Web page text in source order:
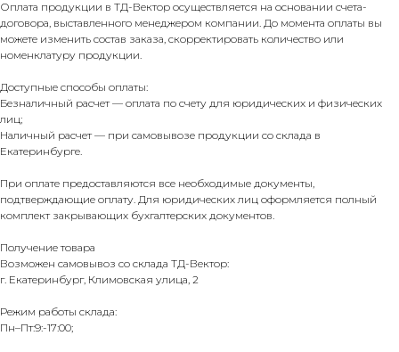
Оплата продукции в ТД-Вектор осуществляется на основании счета-
договора, выставленного менеджером компании. До момента оплаты вы
можете изменить состав заказа, скорректировать количество или
номенклатуру продукции.
Доступные способы оплаты:
Безналичный расчет — оплата по счету для юридических и физических
лиц;
Наличный расчет — при самовывозе продукции со склада в
Екатеринбурге.
При оплате предоставляются все необходимые документы,
подтверждающие оплату. Для юридических лиц оформляется полный
комплект закрывающих бухгалтерских документов.
Получение товара
Возможен самовывоз со склада ТД-Вектор:
г. Екатеринбург, Климовская улица, 2
Режим работы склада:
Пн–Пт:9:-17:00;